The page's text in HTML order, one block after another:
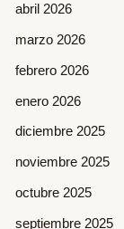
abril 2026
marzo 2026
febrero 2026
enero 2026
diciembre 2025
noviembre 2025
octubre 2025
septiembre 2025